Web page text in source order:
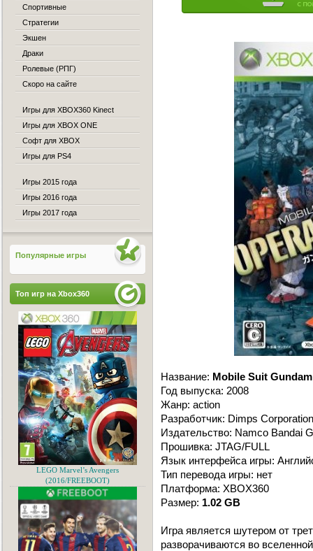
Название: Mobile Suit
Год выпуска: 2008
Жанр: action
Разработчик: Dimps
Издательство: Namco Bandai
Прошивка: JTAG/FULL
Язык интерфейса игры:
Тип перевода игры: нет
Платформа: XBOX360
Размер: 1.02 GB
Игра является шутером от
разворачиваются во
Спортивные
Стратегии
Экшен
Драки
Ролевые (РПГ)
Скоро на сайте
Игры для XBOX360 Kinect
Игры для XBOX ONE
Софт для XBOX
Игры для PS4
Игры 2015 года
Игры 2016 года
Игры 2017 года
Популярные игры
Топ игр на Xbox360
LEGO Marvel’s Avengers
(2016/FREEBOOT)